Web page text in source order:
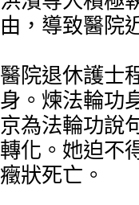
由，導致醫院
醫院退休護士
身。煉法輪功
京為法輪功說
轉化。她迫不
癥狀死亡。